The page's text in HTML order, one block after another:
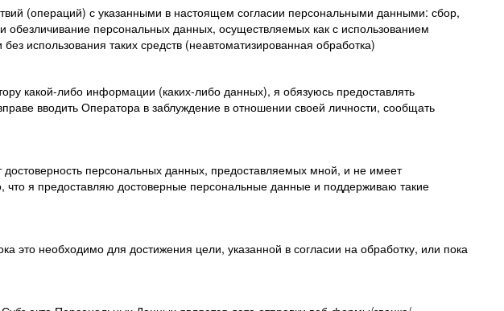
(операций) с указанными в настоящем согласии персональными данными: сбор,
персональных данных, осуществляемых как с использованием
использования таких средств (неавтоматизированная обработка)
какой-либо информации (каких-либо данных), я обязуюсь предоставлять
вводить Оператора в заблуждение в отношении своей личности, сообщать
персональных данных, предоставляемых мной, и не имеет
что я предоставляю достоверные персональные данные и поддерживаю такие
это необходимо для достижения цели, указанной в согласии на обработку, или пока